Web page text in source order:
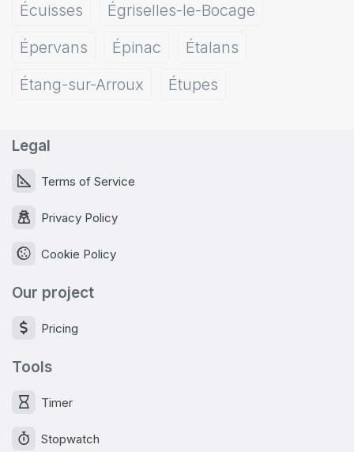
Écuisses
Égriselles-le-Bocage
Épervans
Épinac
Étalans
Étang-sur-Arroux
Étupes
Legal
Terms of Service
Privacy Policy
Cookie Policy
Our project
Pricing
Tools
Timer
Stopwatch